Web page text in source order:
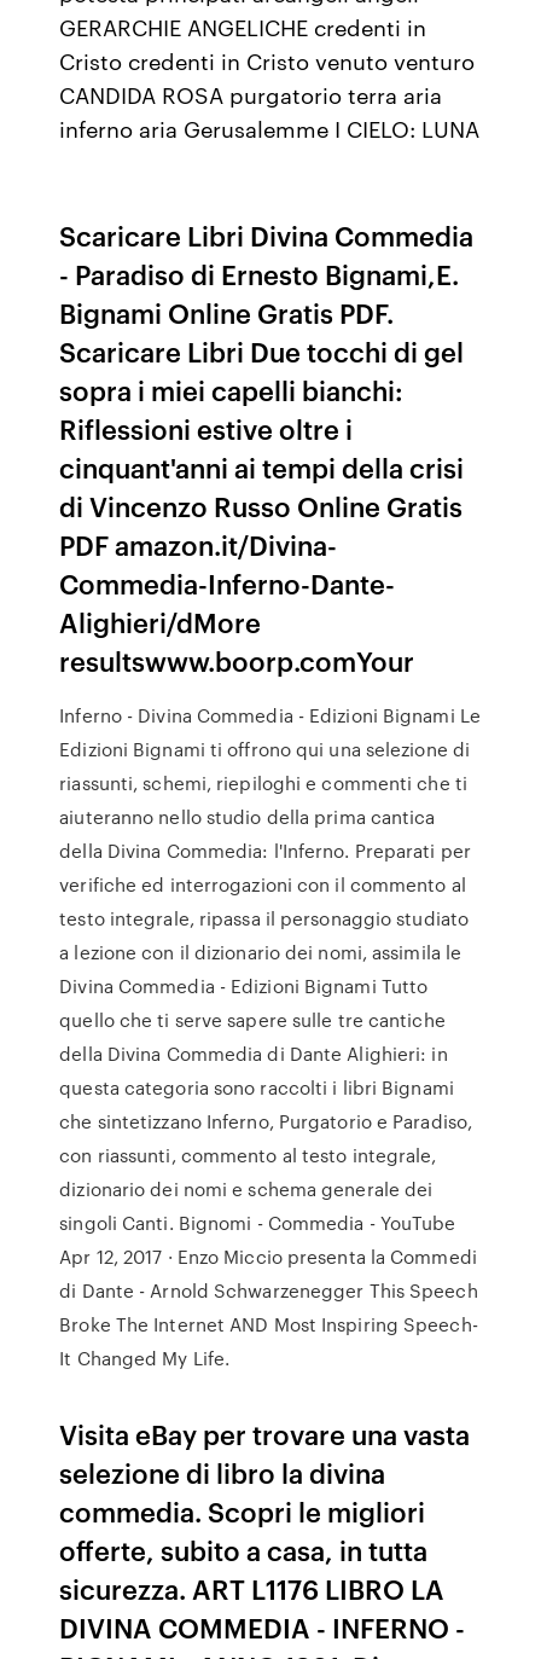
GERARCHIE ANGELICHE credenti in
Cristo credenti in Cristo venuto venturo
CANDIDA ROSA purgatorio terra aria
inferno aria Gerusalemme I CIELO: LUNA
Scaricare Libri Divina Commedia
- Paradiso di Ernesto Bignami,E.
Bignami Online Gratis PDF.
Scaricare Libri Due tocchi di gel
sopra i miei capelli bianchi:
Riflessioni estive oltre i
cinquant'anni ai tempi della crisi
di Vincenzo Russo Online Gratis
PDF amazon.it/Divina-
Commedia-Inferno-Dante-
Alighieri/dMore
resultswww.boorp.comYour
Inferno - Divina Commedia - Edizioni Bignami Le
Edizioni Bignami ti offrono qui una selezione di
riassunti, schemi, riepiloghi e commenti che ti
aiuteranno nello studio della prima cantica
della Divina Commedia: l'Inferno. Preparati per
verifiche ed interrogazioni con il commento al
testo integrale, ripassa il personaggio studiato
a lezione con il dizionario dei nomi, assimila le
Divina Commedia - Edizioni Bignami Tutto
quello che ti serve sapere sulle tre cantiche
della Divina Commedia di Dante Alighieri: in
questa categoria sono raccolti i libri Bignami
che sintetizzano Inferno, Purgatorio e Paradiso,
con riassunti, commento al testo integrale,
dizionario dei nomi e schema generale dei
singoli Canti. Bignomi - Commedia - YouTube
Apr 12, 2017 · Enzo Miccio presenta la Commedi
di Dante - Arnold Schwarzenegger This Speech
Broke The Internet AND Most Inspiring Speech-
It Changed My Life.
Visita eBay per trovare una vasta
selezione di libro la divina
commedia. Scopri le migliori
offerte, subito a casa, in tutta
sicurezza. ART L1176 LIBRO LA
DIVINA COMMEDIA - INFERNO -